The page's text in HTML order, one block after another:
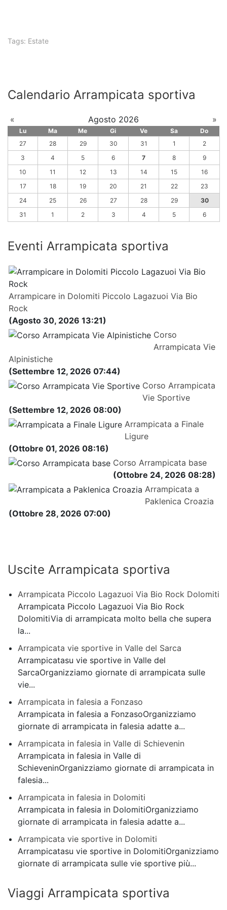
Tags: Estate
Calendario Arrampicata sportiva
« Agosto 2026 »
Lu Ma Me Gi Ve Sa
Do
27
28 29 30 31 1
2
3
4 5 6 7 8
9
10
11 12 13 14 15
16
17
18 19 20 21 22
23
24
25 26 27 28 29
30
31
1 2 3 4 5 6
Eventi Arrampicata sportiva
Arrampicare in Dolomiti Piccolo Lagazuoi Via Bio
Rock
(Agosto 30, 2026 13:21)
Corso
Arrampicata Vie
Alpinistiche
(Settembre 12, 2026 07:44)
Corso Arrampicata
Vie Sportive
(Settembre 12, 2026 08:00)
Arrampicata a Finale
Ligure
(Ottobre 01, 2026 08:16)
Corso Arrampicata base
(Ottobre 24, 2026 08:28)
Arrampicata a
Paklenica Croazia
(Ottobre 28, 2026 07:00)
Uscite Arrampicata sportiva
Arrampicata Piccolo Lagazuoi Via Bio Rock Dolomiti
Arrampicata Piccolo Lagazuoi Via Bio Rock
DolomitiVia di arrampicata molto bella che supera
la...
Arrampicata vie sportive in Valle del Sarca
Arrampicatasu vie sportive in Valle del
SarcaOrganizziamo giornate di arrampicata sulle
vie...
Arrampicata in falesia a Fonzaso
Arrampicata in falesia a FonzasoOrganizziamo
giornate di arrampicata in falesia adatte a...
Arrampicata in falesia in Valle di Schievenin
Arrampicata in falesia in Valle di
SchieveninOrganizziamo giornate di arrampicata in
falesia...
Arrampicata in falesia in Dolomiti
Arrampicata in falesia in DolomitiOrganizziamo
giornate di arrampicata in falesia adatte a...
Arrampicata vie sportive in Dolomiti
Arrampicatasu vie sportive in DolomitiOrganizziamo
giornate di arrampicata sulle vie sportive più...
Viaggi Arrampicata sportiva